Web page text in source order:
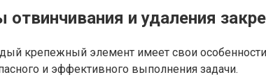
и удаления
крепежный элемент имеет свои
и эффективного выполнения задачи.